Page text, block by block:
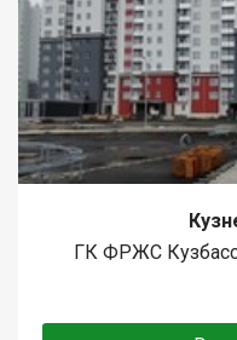
ГК ФРЖС